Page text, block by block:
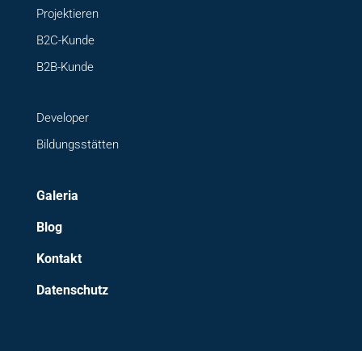
Projektieren
B2C-Kunde
B2B-Kunde
Developer
Bildungsstätten
Galeria
Blog
Kontakt
Datenschutz